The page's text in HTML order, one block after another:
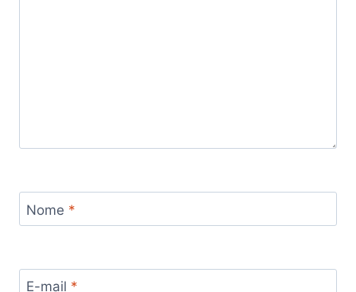
Nome *
E-mail *